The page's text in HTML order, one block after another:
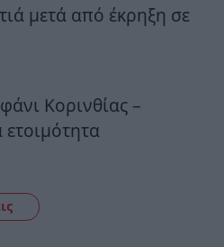
μετά από έκρηξη σε
Κορινθίας –